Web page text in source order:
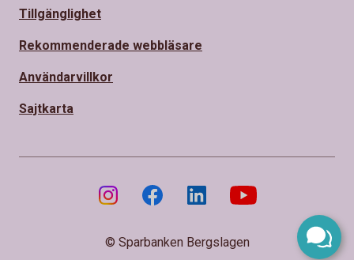
Tillgänglighet
Rekommenderade webbläsare
Användarvillkor
Sajtkarta
© Sparbanken Bergslagen